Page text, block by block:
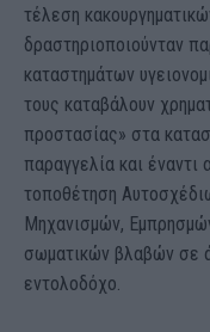
τέλεση
δραστηριοποιούνταν
καταστημάτων
τους καταβάλουν
προστασίας» στα
παραγγελία και έναντι
τοποθέτηση
Μηχανισμών,
σωματικών βλαβών σε
εντολοδόχο.